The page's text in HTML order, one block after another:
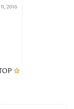
2016